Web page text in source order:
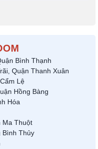
Bình Thạnh
Quận Thanh Xuân
Lệ
Hồng Bàng
Hóa
Ma Thuột
Bình Thủy